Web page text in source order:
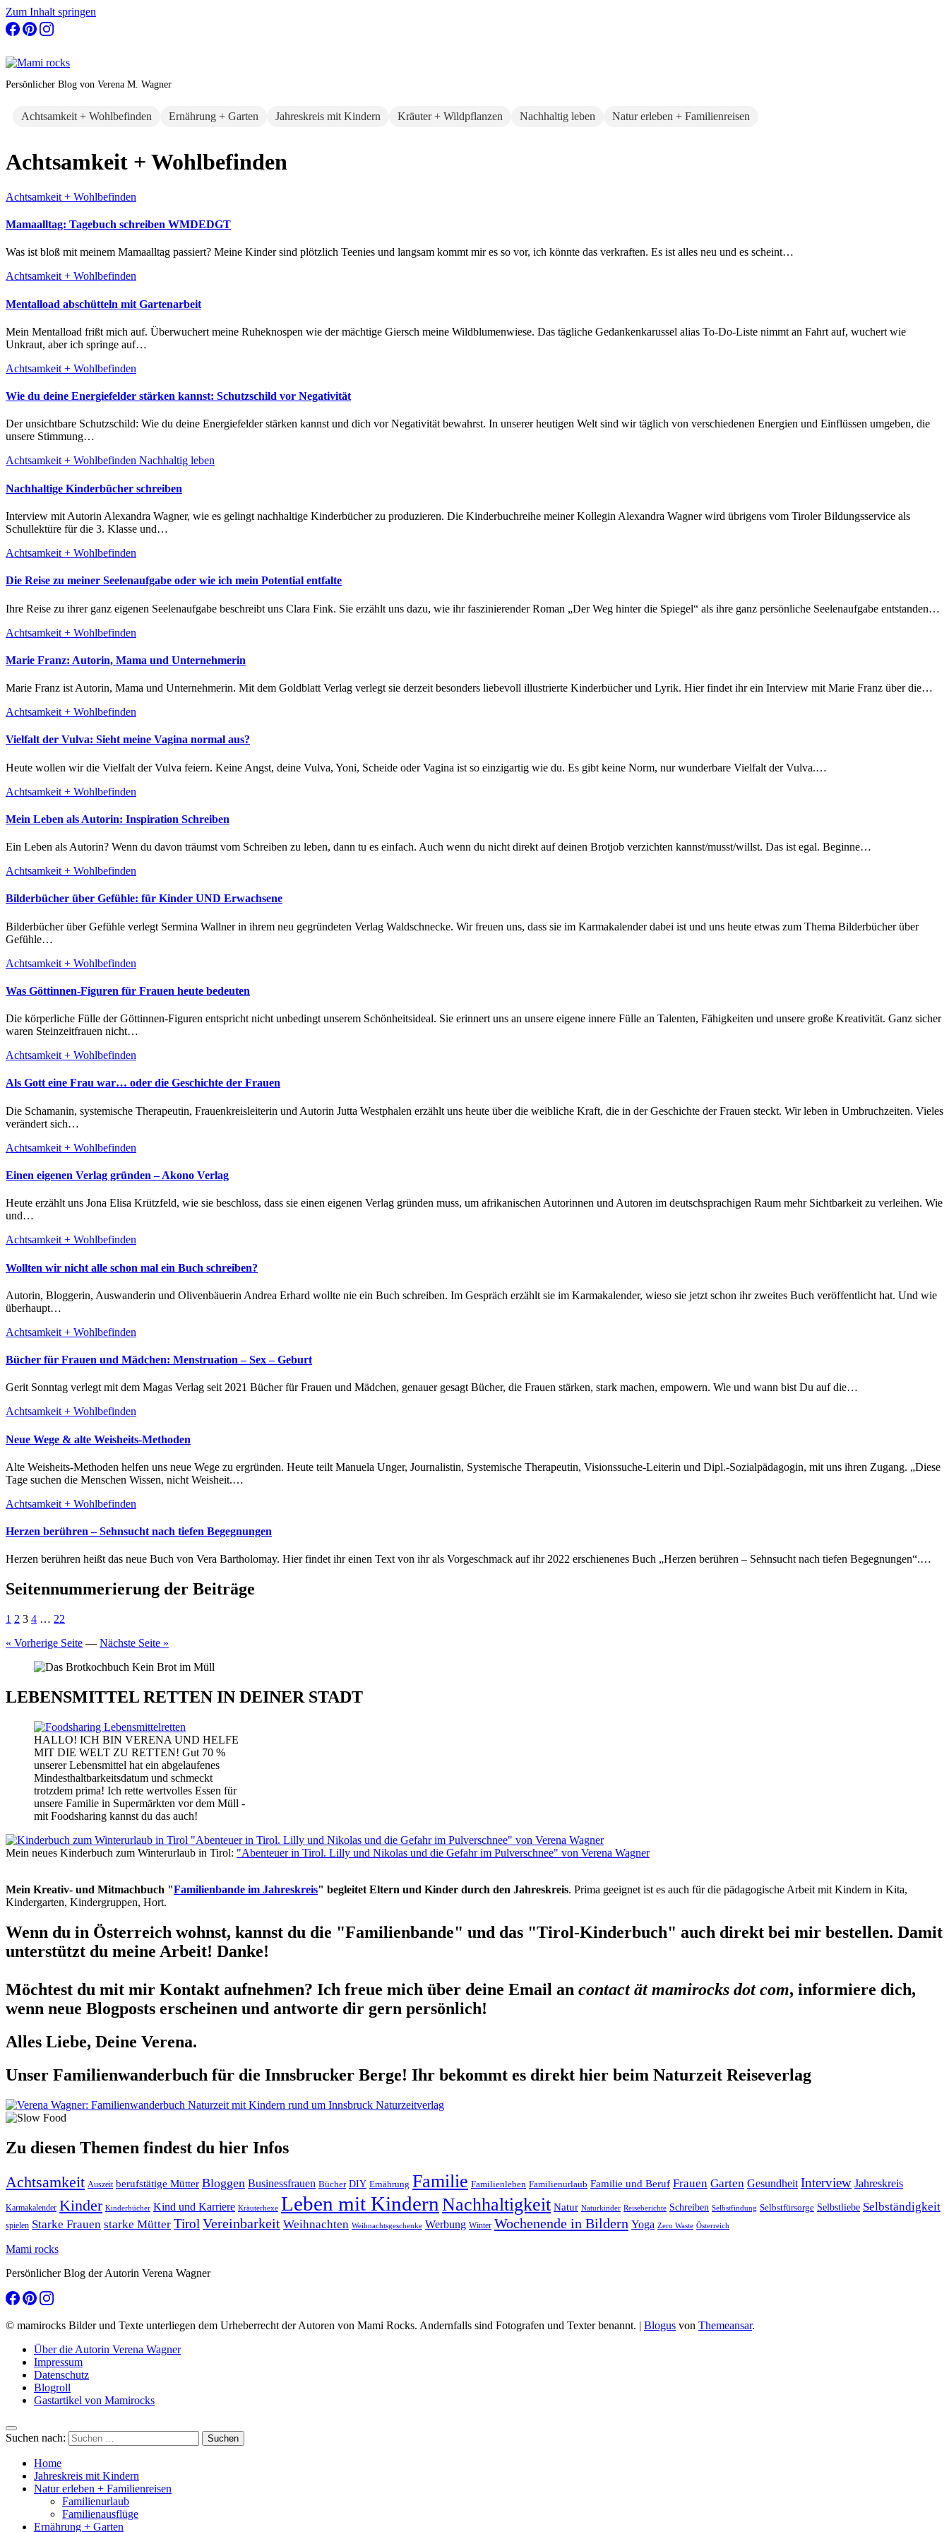
Zum Inhalt springen
Persönlicher Blog von Verena M. Wagner
Achtsamkeit + Wohlbefinden Ernährung + Garten Jahreskreis mit Kindern Kräuter + Wildpflanzen Nachhaltig leben Natur erleben + Familienreisen
Achtsamkeit + Wohlbefinden
Achtsamkeit + Wohlbefinden
Mamaalltag: Tagebuch schreiben WMDEDGT
Was ist bloß mit meinem Mamaalltag passiert? Meine Kinder sind plötzlich Teenies und langsam kommt mir es so vor, ich könnte das verkraften. Es ist alles neu und es scheint…
Achtsamkeit + Wohlbefinden
Mentalload abschütteln mit Gartenarbeit
Mein Mentalload frißt mich auf. Überwuchert meine Ruheknospen wie der mächtige Giersch meine Wildblumenwiese. Das tägliche Gedankenkarussel alias To-Do-Liste nimmt an Fahrt auf, wuchert wie
Unkraut, aber ich springe auf…
Achtsamkeit + Wohlbefinden
Wie du deine Energiefelder stärken kannst: Schutzschild vor Negativität
Der unsichtbare Schutzschild: Wie du deine Energiefelder stärken kannst und dich vor Negativität bewahrst. In unserer heutigen Welt sind wir täglich von verschiedenen Energien und Einflüssen umgeben, die
unsere Stimmung…
Achtsamkeit + Wohlbefinden Nachhaltig leben
Nachhaltige Kinderbücher schreiben
Interview mit Autorin Alexandra Wagner, wie es gelingt nachhaltige Kinderbücher zu produzieren. Die Kinderbuchreihe meiner Kollegin Alexandra Wagner wird übrigens vom Tiroler Bildungsservice als
Schullektüre für die 3. Klasse und…
Achtsamkeit + Wohlbefinden
Die Reise zu meiner Seelenaufgabe oder wie ich mein Potential entfalte
Ihre Reise zu ihrer ganz eigenen Seelenaufgabe beschreibt uns Clara Fink. Sie erzählt uns dazu, wie ihr faszinierender Roman „Der Weg hinter die Spiegel“ als ihre ganz persönliche Seelenaufgabe entstanden…
Achtsamkeit + Wohlbefinden
Marie Franz: Autorin, Mama und Unternehmerin
Marie Franz ist Autorin, Mama und Unternehmerin. Mit dem Goldblatt Verlag verlegt sie derzeit besonders liebevoll illustrierte Kinderbücher und Lyrik. Hier findet ihr ein Interview mit Marie Franz über die…
Achtsamkeit + Wohlbefinden
Vielfalt der Vulva: Sieht meine Vagina normal aus?
Heute wollen wir die Vielfalt der Vulva feiern. Keine Angst, deine Vulva, Yoni, Scheide oder Vagina ist so einzigartig wie du. Es gibt keine Norm, nur wunderbare Vielfalt der Vulva.…
Achtsamkeit + Wohlbefinden
Mein Leben als Autorin: Inspiration Schreiben
Ein Leben als Autorin? Wenn du davon träumst vom Schreiben zu leben, dann tu es einfach. Auch wenn du nicht direkt auf deinen Brotjob verzichten kannst/musst/willst. Das ist egal. Beginne…
Achtsamkeit + Wohlbefinden
Bilderbücher über Gefühle: für Kinder UND Erwachsene
Bilderbücher über Gefühle verlegt Sermina Wallner in ihrem neu gegründeten Verlag Waldschnecke. Wir freuen uns, dass sie im Karmakalender dabei ist und uns heute etwas zum Thema Bilderbücher über
Gefühle…
Achtsamkeit + Wohlbefinden
Was Göttinnen-Figuren für Frauen heute bedeuten
Die körperliche Fülle der Göttinnen-Figuren entspricht nicht unbedingt unserem Schönheitsideal. Sie erinnert uns an unsere eigene innere Fülle an Talenten, Fähigkeiten und unsere große Kreativität. Ganz sicher
waren Steinzeitfrauen nicht…
Achtsamkeit + Wohlbefinden
Als Gott eine Frau war… oder die Geschichte der Frauen
Die Schamanin, systemische Therapeutin, Frauenkreisleiterin und Autorin Jutta Westphalen erzählt uns heute über die weibliche Kraft, die in der Geschichte der Frauen steckt. Wir leben in Umbruchzeiten. Vieles
verändert sich…
Achtsamkeit + Wohlbefinden
Einen eigenen Verlag gründen – Akono Verlag
Heute erzählt uns Jona Elisa Krützfeld, wie sie beschloss, dass sie einen eigenen Verlag gründen muss, um afrikanischen Autorinnen und Autoren im deutschsprachigen Raum mehr Sichtbarkeit zu verleihen. Wie
und…
Achtsamkeit + Wohlbefinden
Wollten wir nicht alle schon mal ein Buch schreiben?
Autorin, Bloggerin, Auswanderin und Olivenbäuerin Andrea Erhard wollte nie ein Buch schreiben. Im Gespräch erzählt sie im Karmakalender, wieso sie jetzt schon ihr zweites Buch veröffentlicht hat. Und wie
überhaupt…
Achtsamkeit + Wohlbefinden
Bücher für Frauen und Mädchen: Menstruation – Sex – Geburt
Gerit Sonntag verlegt mit dem Magas Verlag seit 2021 Bücher für Frauen und Mädchen, genauer gesagt Bücher, die Frauen stärken, stark machen, empowern. Wie und wann bist Du auf die…
Achtsamkeit + Wohlbefinden
Neue Wege & alte Weisheits-Methoden
Alte Weisheits-Methoden helfen uns neue Wege zu ergründen. Heute teilt Manuela Unger, Journalistin, Systemische Therapeutin, Visionssuche-Leiterin und Dipl.-Sozialpädagogin, mit uns ihren Zugang. „Diese
Tage suchen die Menschen Wissen, nicht Weisheit.…
Achtsamkeit + Wohlbefinden
Herzen berühren – Sehnsucht nach tiefen Begegnungen
Herzen berühren heißt das neue Buch von Vera Bartholomay. Hier findet ihr einen Text von ihr als Vorgeschmack auf ihr 2022 erschienenes Buch „Herzen berühren – Sehnsucht nach tiefen Begegnungen“.…
Seitennummerierung der Beiträge
1 2 3 4 … 22
« Vorherige Seite — Nächste Seite »
LEBENSMITTEL RETTEN IN DEINER STADT
HALLO! ICH BIN VERENA UND HELFE
MIT DIE WELT ZU RETTEN! Gut 70 %
unserer Lebensmittel hat ein abgelaufenes
Mindesthaltbarkeitsdatum und schmeckt
trotzdem prima! Ich rette wertvolles Essen für
unsere Familie in Supermärkten vor dem Müll -
mit Foodsharing kannst du das auch!
Mein neues Kinderbuch zum Winterurlaub in Tirol: "Abenteuer in Tirol. Lilly und Nikolas und die Gefahr im Pulverschnee" von Verena Wagner
Mein Kreativ- und Mitmachbuch "Familienbande im Jahreskreis" begleitet Eltern und Kinder durch den Jahreskreis. Prima geeignet ist es auch für die pädagogische Arbeit mit Kindern in Kita,
Kindergarten, Kindergruppen, Hort.
Wenn du in Österreich wohnst, kannst du die "Familienbande" und das "Tirol-Kinderbuch" auch direkt bei mir bestellen. Damit
unterstützt du meine Arbeit! Danke!
Möchtest du mit mir Kontakt aufnehmen? Ich freue mich über deine Email an contact ät mamirocks dot com, informiere dich,
wenn neue Blogposts erscheinen und antworte dir gern persönlich!
Alles Liebe, Deine Verena.
Unser Familienwanderbuch für die Innsbrucker Berge! Ihr bekommt es direkt hier beim Naturzeit Reiseverlag
Zu diesen Themen findest du hier Infos
Achtsamkeit Auszeit berufstätige Mütter Bloggen Businessfrauen Bücher DIY Ernährung Familie Familienleben Familienurlaub Familie und Beruf Frauen Garten Gesundheit Interview Jahreskreis
Karmakalender Kinder Kinderbücher Kind und Karriere Kräuterhexe Leben mit KindernNachhaltigkeit Natur Naturkinder Reiseberichte Schreiben Selbstfindung Selbstfürsorge Selbstliebe Selbständigkeit
spielen Starke Frauen starke Mütter TirolVereinbarkeit Weihnachten Weihnachtsgeschenke Werbung Winter Wochenende in Bildern Yoga Zero Waste Österreich
Mami rocks
Persönlicher Blog der Autorin Verena Wagner
© mamirocks Bilder und Texte unterliegen dem Urheberrecht der Autoren von Mami Rocks. Andernfalls sind Fotografen und Texter benannt. | Blogus von Themeansar.
Über die Autorin Verena Wagner
Impressum
Datenschutz
Blogroll
Gastartikel von Mamirocks
Suchen nach:
Home
Jahreskreis mit Kindern
Natur erleben + Familienreisen
Familienurlaub
Familienausflüge
Ernährung + Garten